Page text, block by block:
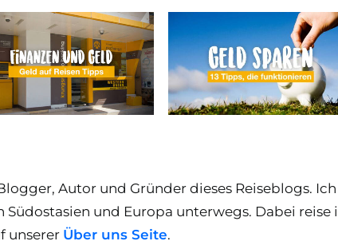
Autor und Gründer dieses Reiseblogs.
Südostasien und Europa unterwegs. Dabei
unserer Über uns Seite.